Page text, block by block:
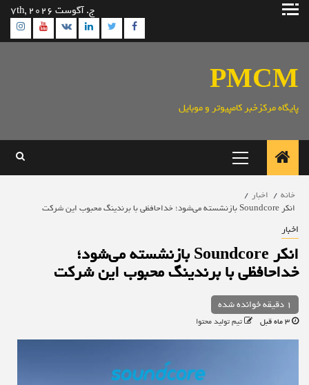
پرش
ج. آگوست 7th, 2026
Facebook
Twitter
Linkedin
VK
PMCM
پایگاه مرکزخبر کامپیوتر و موبایل
اصلی
خانه
اخبار
انکر Soundcore بازنشسته می‌شود؛ خداحافظی با برندینگ محبوب این شرکت
اخبار
انکر Soundcore بازنشسته می‌شود؛
خداحافظی با برندینگ محبوب این شرکت
1 دقیقه خوانده شده
تیم تولید محتوا